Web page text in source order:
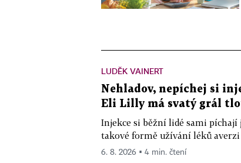
LUDĚK VAINERT
Nehladov, nepíchej si
Eli Lilly má svatý grál
Injekce si běžní lidé sami
takové formě užívání léků
6. 8. 2026 ▪ 4 min. čtení